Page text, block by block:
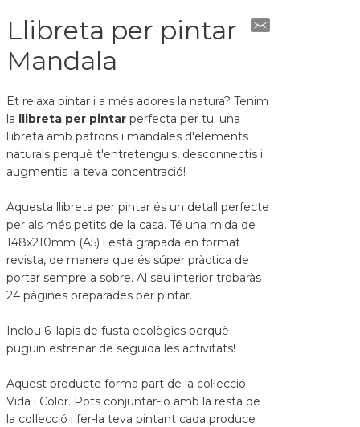
Llibreta per pintar
Mandala
Et relaxa pintar i a més adores la natura? Tenim
la llibreta per pintar perfecta per tu: una
llibreta amb patrons i mandales d'elements
naturals perquè t'entretenguis, desconnectis i
augmentis la teva concentració!
Aquesta llibreta per pintar és un detall perfecte
per als més petits de la casa. Té una mida de
148x210mm (A5) i està grapada en format
revista, de manera que és súper pràctica de
portar sempre a sobre. Al seu interior trobaràs
24 pàgines preparades per pintar.
Inclou 6 llapis de fusta ecològics perquè
puguin estrenar de seguida les activitats!
Aquest producte forma part de la col·lecció
Vida i Color. Pots conjuntar-lo amb la resta de
la col·lecció i fer-la teva pintant cada produce